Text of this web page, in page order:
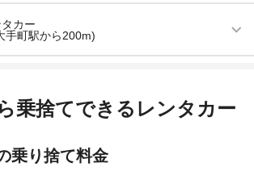
市三番町８－９－３
日 08:00 ～ 20:00
駅より徒歩で約5分（送迎なし）
詳細ページはこちら
カー
手町駅から200m)
山駅より徒歩で約3分（送迎なし）
詳細ページはこちら
乗捨てできるレンタカー
乗り捨て料金